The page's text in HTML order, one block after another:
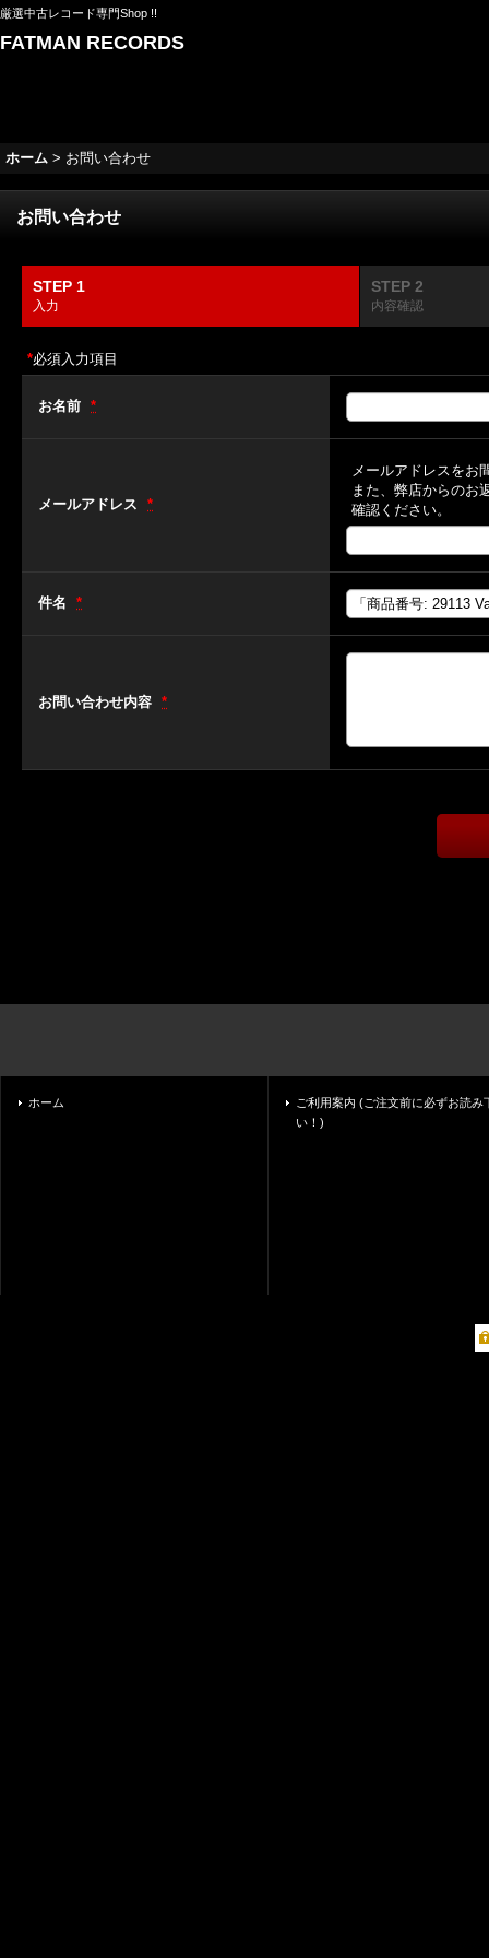
厳選中古レコード専門Shop !!
FATMAN RECORDS
ホーム > お問い合わせ
お問い合わせ
STEP 1
入力
STEP 2
内容確認
*必須入力項目
お名前 *
メールアドレス *
メールアドレスをお
また、弊店からのお
確認ください。
件名 *
お問い合わせ内容 *
ホーム
ご利用案内 (ご注文前に必ずお読み
い！)